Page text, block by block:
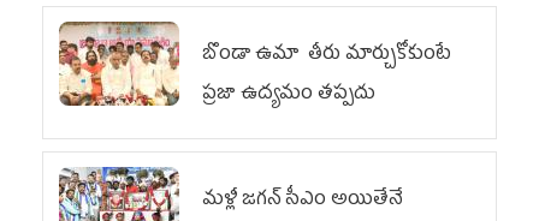
బొండా ఉమా తీరు మార్చుకోకుంటే
ప్రజా ఉద్యమం తప్పదు
మళ్లీ జగన్ సీఎం అయితేనే